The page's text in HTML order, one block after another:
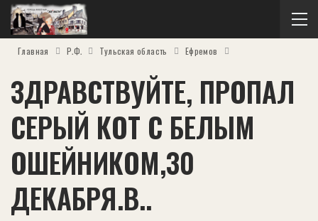
Главная Р.Ф. Тульская область Ефремов
ЗДРАВСТВУЙТЕ, ПРОПАЛ
СЕРЫЙ КОТ С БЕЛЫМ
ОШЕЙНИКОМ,30
ДЕКАБРЯ.В..